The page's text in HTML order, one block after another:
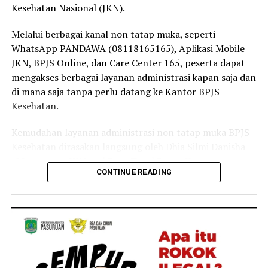
yang sangat besar, terutama dalam memastikan
masyarakat tetap dapat mengakses layanan kesehatan
tanpa terkendala biaya,” ujar Linda.
Selain sebagai tenaga kesehatan, Linda juga merasakan
langsung manfaat Program JKN dalam kehidupan
keluarganya.
ringan, seperti batuk dan pilek.
“Keluarga saya juga merasakan langsung manfaat
Program JKN. Saat mengalami keluhan ringan seperti
batuk atau pilek, kami dapat segera memeriksakan diri
dan memperoleh pelayanan kesehatan yang dibutuhkan.
Kehadiran Program JKN membuat kami merasa lebih
tenang karena tidak perlu khawatir terhadap biaya saat
Kesehatan Nasional (JKN).
Melalui berbagai kanal non tatap muka, seperti
WhatsApp PANDAWA (08118165165), Aplikasi Mobile
JKN, BPJS Online, dan Care Center 165, peserta dapat
mengakses berbagai layanan administrasi kapan saja dan
di mana saja tanpa perlu datang ke Kantor BPJS
Kesehatan.
Kemudahan layanan administrasi non tatap muka BPJS
(22), peserta JKN asal Desa Tegal Besar, Kecamatan
Kaliwates, Kabupaten Jember.
membantunya mengurus kebutuhan administrasi
kepesertaan secara praktis tanpa harus datang ke
Kantor BPJS Kesehatan.
CONTINUE READING